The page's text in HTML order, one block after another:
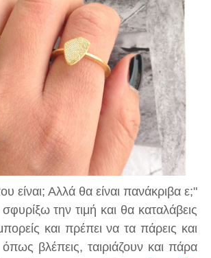
είναι; Αλλά θα είναι πανάκριβα ε;"
την τιμή και θα καταλάβεις
και πρέπει να τα πάρεις και
βλέπεις, ταιριάζουν και πάρα